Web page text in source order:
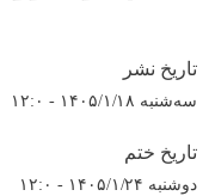
تاریخ نشر
سه‌شنبه ۱۴۰۵/۱/۱۸ - ۱۲:۰
تاریخ ختم
دوشنبه ۱۴۰۵/۱/۲۴ - ۱۲:۰